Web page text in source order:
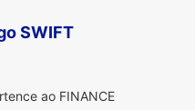
SWIFT
ao FINANCE